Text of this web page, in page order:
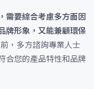
需要綜合考慮多方面因
牌形象，又能兼顧環保
，多方諮詢專業人士
合您的產品特性和品牌